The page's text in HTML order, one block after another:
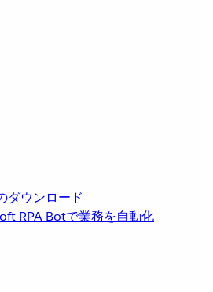
ダウンロード
RPA Botで業務を自動化